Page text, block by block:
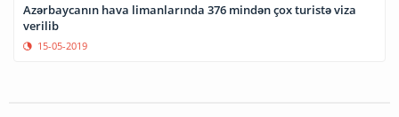
Azərbaycanın hava limanlarında 376 mindən çox turistə viza
verilib
15-05-2019